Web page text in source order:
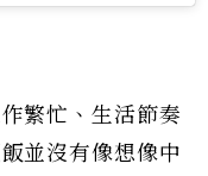
繁忙、生活節奏
並沒有像想像中